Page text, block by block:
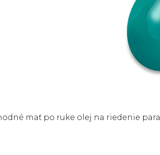
mať po ruke olej na riedenie